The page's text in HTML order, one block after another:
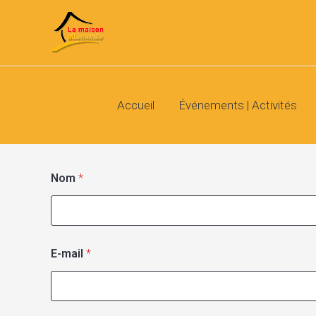
Accueil Événements | Activités
Nom *
E-mail *